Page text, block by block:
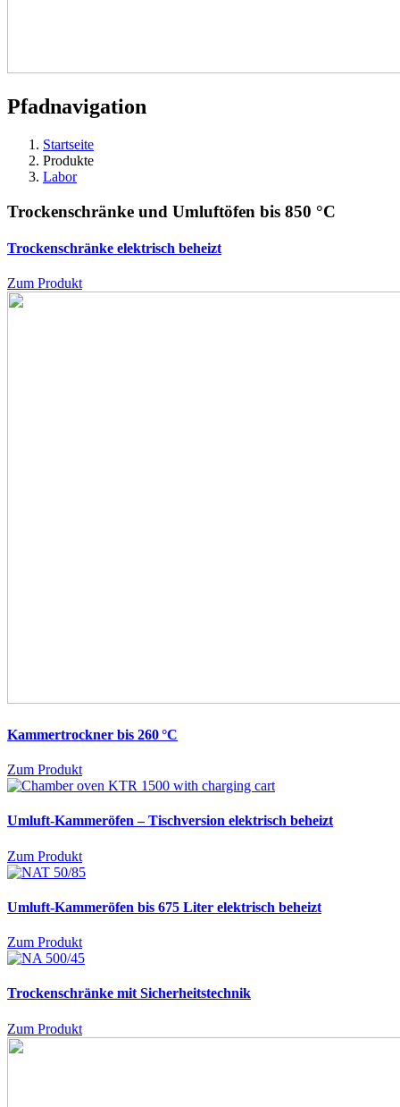
Pfadnavigation
Startseite
Produkte
Labor
Trockenschränke und Umluftöfen bis 850 °C
Trockenschränke elektrisch beheizt
Zum Produkt
Kammertrockner bis 260 °C
Zum Produkt
Umluft-Kammeröfen – Tischversion elektrisch beheizt
Zum Produkt
Umluft-Kammeröfen bis 675 Liter elektrisch beheizt
Zum Produkt
Trockenschränke mit Sicherheitstechnik
Zum Produkt